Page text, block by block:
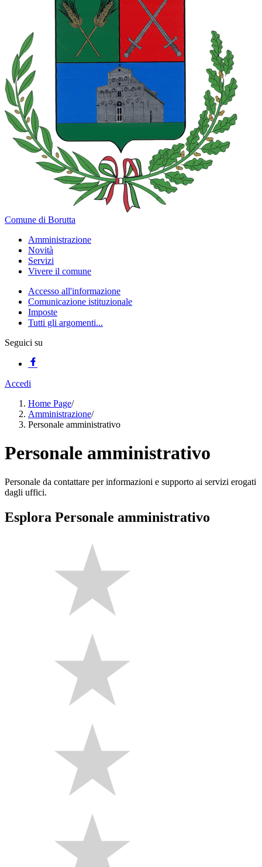
Comune di Borutta
Amministrazione
Novità
Servizi
Vivere il comune
Accesso all'informazione
Comunicazione istituzionale
Imposte
Tutti gli argomenti...
Seguici su
Accedi
Home Page/
Amministrazione/
Personale amministrativo
Personale amministrativo
Personale da contattare per informazioni e supporto ai servizi erogati
dagli uffici.
Esplora Personale amministrativo